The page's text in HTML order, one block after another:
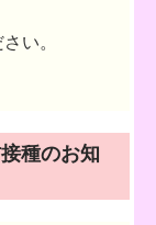
い。
種のお知